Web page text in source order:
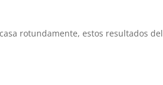
rotundamente, estos resultados del